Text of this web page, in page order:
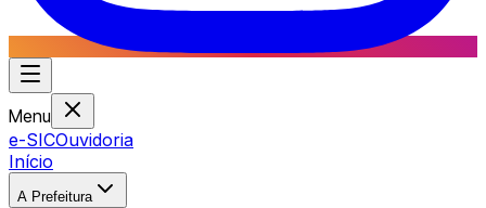
Menu
e-SICOuvidoria
Início
A Prefeitura